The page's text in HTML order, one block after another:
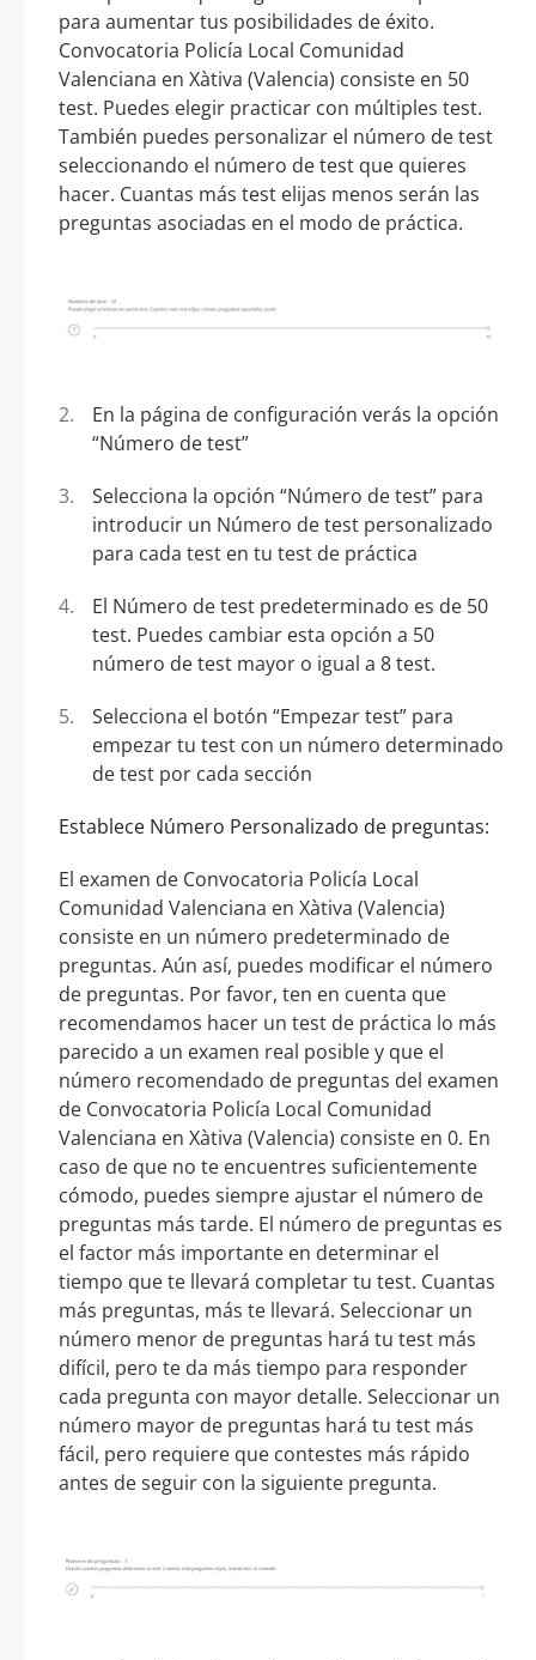
para aumentar tus posibilidades de éxito.
Convocatoria Policía Local Comunidad
Valenciana en Xàtiva (Valencia) consiste en 50
test. Puedes elegir practicar con múltiples test.
También puedes personalizar el número de test
seleccionando el número de test que quieres
hacer. Cuantas más test elijas menos serán las
preguntas asociadas en el modo de práctica.
En la página de configuración verás la opción
“Número de test”
Selecciona la opción “Número de test” para
introducir un Número de test personalizado
para cada test en tu test de práctica
El Número de test predeterminado es de 50
test. Puedes cambiar esta opción a 50
número de test mayor o igual a 8 test.
Selecciona el botón “Empezar test” para
empezar tu test con un número determinado
de test por cada sección
Establece Número Personalizado de preguntas:
El examen de Convocatoria Policía Local
Comunidad Valenciana en Xàtiva (Valencia)
consiste en un número predeterminado de
preguntas. Aún así, puedes modificar el número
de preguntas. Por favor, ten en cuenta que
recomendamos hacer un test de práctica lo más
parecido a un examen real posible y que el
número recomendado de preguntas del examen
de Convocatoria Policía Local Comunidad
Valenciana en Xàtiva (Valencia) consiste en 0. En
caso de que no te encuentres suficientemente
cómodo, puedes siempre ajustar el número de
preguntas más tarde. El número de preguntas es
el factor más importante en determinar el
tiempo que te llevará completar tu test. Cuantas
más preguntas, más te llevará. Seleccionar un
número menor de preguntas hará tu test más
difícil, pero te da más tiempo para responder
cada pregunta con mayor detalle. Seleccionar un
número mayor de preguntas hará tu test más
fácil, pero requiere que contestes más rápido
antes de seguir con la siguiente pregunta.